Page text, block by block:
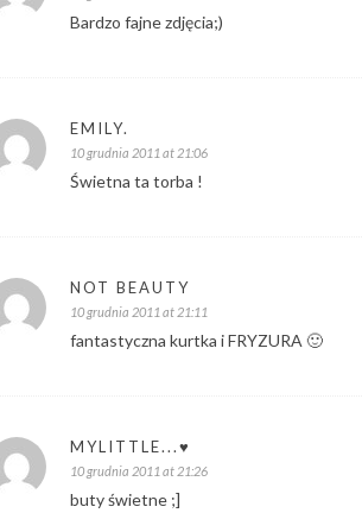
Bardzo fajne zdjęcia;)
EMILY.
10 grudnia 2011 at 21:06
Świetna ta torba !
NOT BEAUTY
10 grudnia 2011 at 21:11
fantastyczna kurtka i FRYZURA 🙂
MYLITTLE...♥
10 grudnia 2011 at 21:26
buty świetne ;]